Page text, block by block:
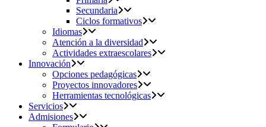
Secundaria
Ciclos formativos
Idiomas
Atención a la diversidad
Actividades extraescolares
Innovación
Opciones pedagógicas
Proyectos innovadores
Herramientas tecnológicas
Servicios
Admisiones